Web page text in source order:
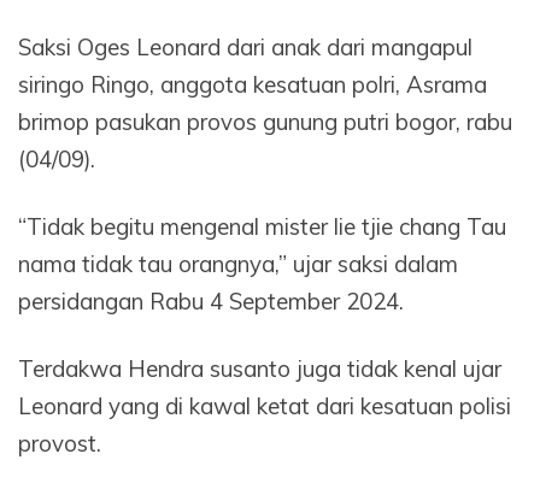
Saksi Oges Leonard dari anak dari mangapul
siringo Ringo, anggota kesatuan polri, Asrama
brimop pasukan provos gunung putri bogor, rabu
(04/09).
“Tidak begitu mengenal mister lie tjie chang Tau
nama tidak tau orangnya,” ujar saksi dalam
persidangan Rabu 4 September 2024.
Terdakwa Hendra susanto juga tidak kenal ujar
Leonard yang di kawal ketat dari kesatuan polisi
provost.